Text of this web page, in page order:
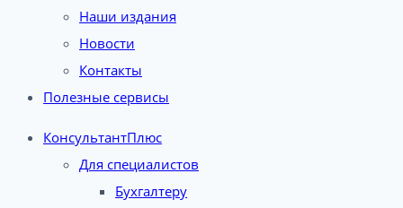
Наши издания
Новости
Контакты
Полезные сервисы
КонсультантПлюс
Для специалистов
Бухгалтеру